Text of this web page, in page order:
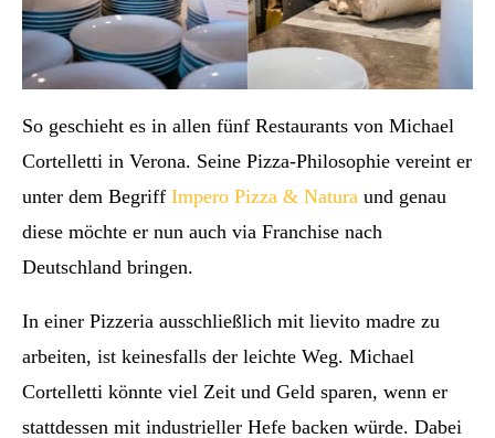
So geschieht es in allen fünf Restaurants von Michael
Cortelletti in Verona. Seine Pizza-Philosophie vereint er
unter dem Begriff Impero Pizza & Natura und genau
diese möchte er nun auch via Franchise nach
Deutschland bringen.
In einer Pizzeria ausschließlich mit lievito madre zu
arbeiten, ist keinesfalls der leichte Weg. Michael
Cortelletti könnte viel Zeit und Geld sparen, wenn er
stattdessen mit industrieller Hefe backen würde. Dabei